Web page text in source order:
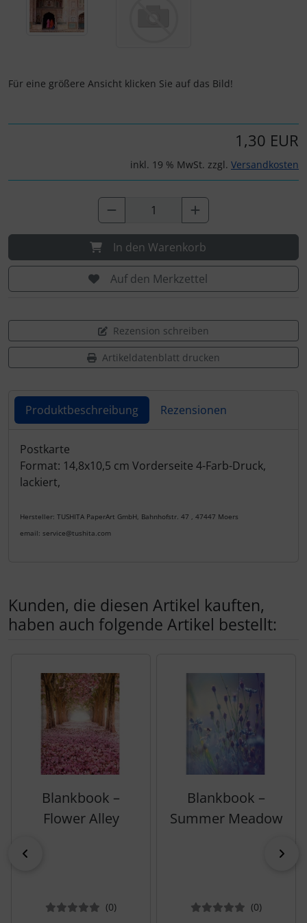
Für eine größere Ansicht klicken Sie auf das Bild!
1,30 EUR
inkl. 19 % MwSt. zzgl. Versandkosten
In den Warenkorb
Auf den Merkzettel
Rezension schreiben
Artikeldatenblatt drucken
Produktbeschreibung Rezensionen
Produktbeschreibung
Postkarte
Format: 14,8x10,5 cm Vorderseite 4-Farb-Druck,
lackiert,
Hersteller: TUSHITA PaperArt GmbH, Bahnhofstr. 47 , 47447 Moers
email: service@tushita.com
Kunden, die diesen Artikel kauften,
haben auch folgende Artikel bestellt:
Blankbook –
Flower Alley
(0Bewertungen
)
Blankbook –
Summer Meadow
(0)